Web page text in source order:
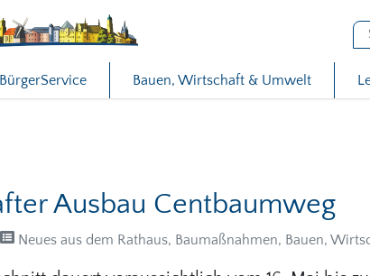
BürgerService Bauen, Wirtschaft & Umwelt
Ausbau Centbaumweg
Neues aus dem Rathaus, Baumaßnahmen, Bauen,